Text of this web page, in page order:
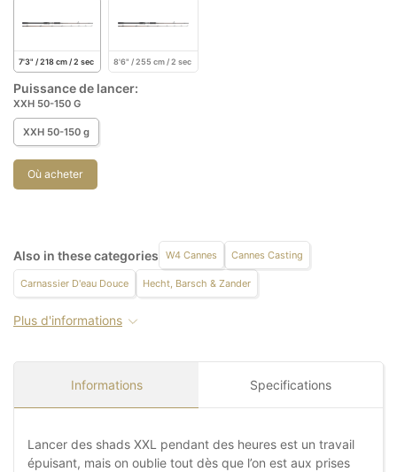
7'3" / 218 cm / 2 sec 8'6" / 255 cm / 2 sec
Puissance de lancer:
XXH 50-150 G
XXH 50-150 g
Où acheter
Also in these categories W4 Cannes Cannes Casting
Carnassier D'eau Douce Hecht, Barsch & Zander
Plus d'informations
Informations Specifications
Lancer des shads XXL pendant des heures est un travail
épuisant, mais on oublie tout dès que l’on est aux prises